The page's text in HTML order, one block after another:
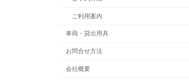
ご利用案内
車両・貸出用具
お問合せ方法
会社概要